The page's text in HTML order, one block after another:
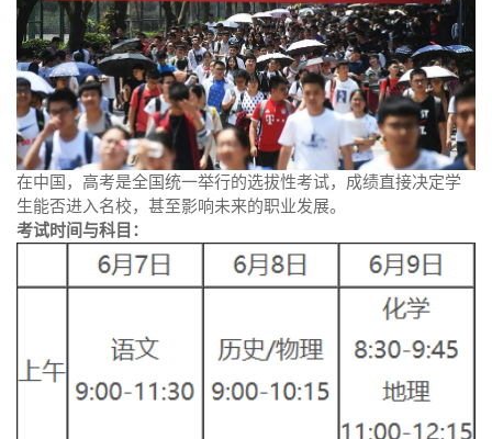
在中国，高考是全国统一举行的选拔性考试，成绩直接决定学
生能否进入名校，甚至影响未来的职业发展。
考试时间与科目：